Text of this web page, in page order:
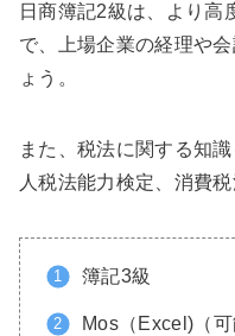
日商簿記2級は、より高
で、上場企業の経理や
ょう。
また、税法に関する知
人税法能力検定、消費
簿記3級
Mos（Excel)（